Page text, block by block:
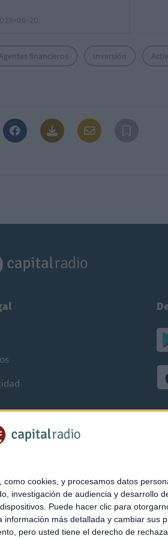
cookies, y procesamos datos
investigación de audiencia y desarrollo
Puede hacer clic para
más detallada y cambiar sus
pero usted tiene el derecho de
09-20
financieros Inversión